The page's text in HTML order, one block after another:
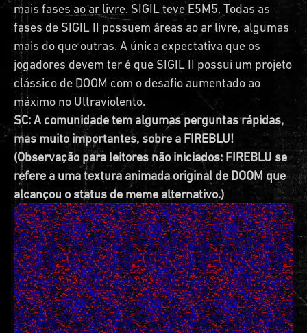
mais fases ao ar livre. SIGIL teve E5M5. Todas as
fases de SIGIL II possuem áreas ao ar livre, algumas
mais do que outras. A única expectativa que os
jogadores devem ter é que SIGIL II possui um projeto
clássico de DOOM com o desafio aumentado ao
máximo no Ultraviolento.
SC: A comunidade tem algumas perguntas rápidas,
mas muito importantes, sobre a FIREBLU!
(Observação para leitores não iniciados: FIREBLU se
refere a uma textura animada original de DOOM que
alcançou o status de meme alternativo.)